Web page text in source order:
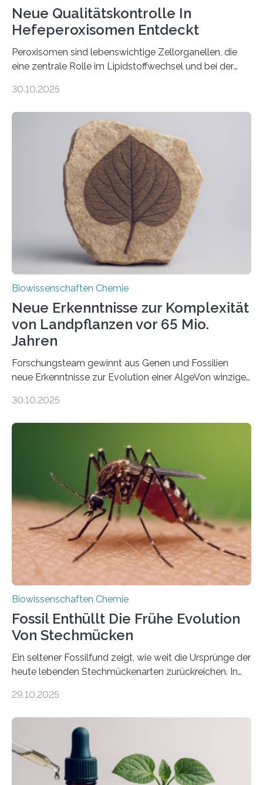
Neue Qualitätskontrolle In
Hefeperoxisomen Entdeckt
Peroxisomen sind lebenswichtige Zellorganellen, die
eine zentrale Rolle im Lipidstoffwechsel und bei der
erfüllen können, müssen zahlreiche Enzyme präzise in
der Ruhr-Universität Bochum um Prof. Dr. Ralf Erdmann
und Dr. Ismaila Francis Yusuf hat nun einen bislang
unbekannten Qualitätskontrollmechanismus des
peroxisomalen Proteintransports in der Bäckerhefe
Saccharomyces cerevisiae entdeckt, der für die
Funktionsfähigkeit der Organellen entscheidend ist. Die
Studie wurde am 28. Oktober 2025 in der
Fachzeitschrift…
30.10.2025
Biowissenschaften Chemie
Neue Erkenntnisse zur Komplexität
von Landpflanzen vor 65 Mio.
Jahren
Forschungsteam gewinnt aus Genen und Fossilien
neue Erkenntnisse zur Evolution einer AlgeVon winzigen
Landpflanzen zählen zu den komplexesten
Grünalgen, die vor Hunderten von Millionen Jahren
lebten. Unter den Vorfahren sticht eine Gruppe heraus,
die noch heute in der Natur vorkommt: die
Süßwasseralge Coleochaetophyceae. Einige Arten
dieser Gruppe bilden aus Zellfäden dichte Geflechte
mit scheibenförmiger Gestalt. Was auffällig ist: Die
nächsten…
30.10.2025
Biowissenschaften Chemie
Fossil Enthüllt Die Frühe Evolution
Von Stechmücken
Ein seltener Fossilfund zeigt, wie weit die Ursprünge der
heute lebenden Stechmückenarten zurückreichen. In
Forschende die bisher älteste bekannte Stechmücken-
Region Kachin in Myanmar und hat sich in
ausgezeichnetem Zustand erhalten. Es konnte als neue
Art einer neuen Gattung beschrieben werden und trägt
nun den Namen Cretosabethes primaevus. Dieser erste
29.10.2025